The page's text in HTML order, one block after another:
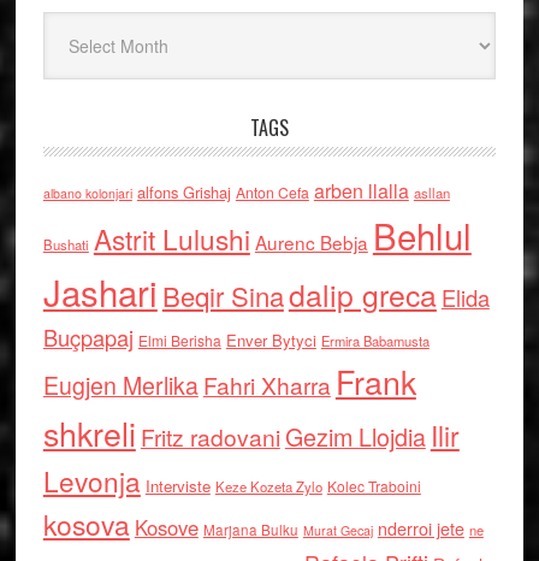
TAGS
albano kolonjari alfons Grishaj Anton Cefa arben llalla asllan
Bushati Astrit Lulushi Aurenc Bebja Behlul
Jashari Beqir Sinadalip grecaElida
Buçpapaj Elmi Berisha Enver Bytyci Ermira Babamusta
Eugjen MerlikaFahri Xharra Frank
shkreli Fritz radovaniGezim Llojdia Ilir
Levonja Interviste Keze Kozeta Zylo Kolec Traboini
kosova Kosove Marjana Bulku Murat Gecaj nderroi jete ne